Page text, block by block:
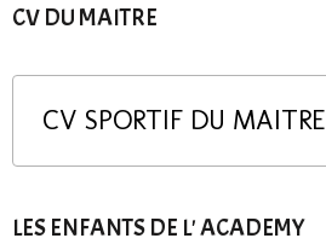
CV DU MAITRE
CV SPORTIF DU MAITRE
LES ENFANTS DE L' ACADEMY